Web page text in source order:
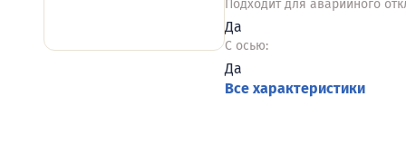
Подходит для аварийного
Да
С осью:
Да
Все характеристики